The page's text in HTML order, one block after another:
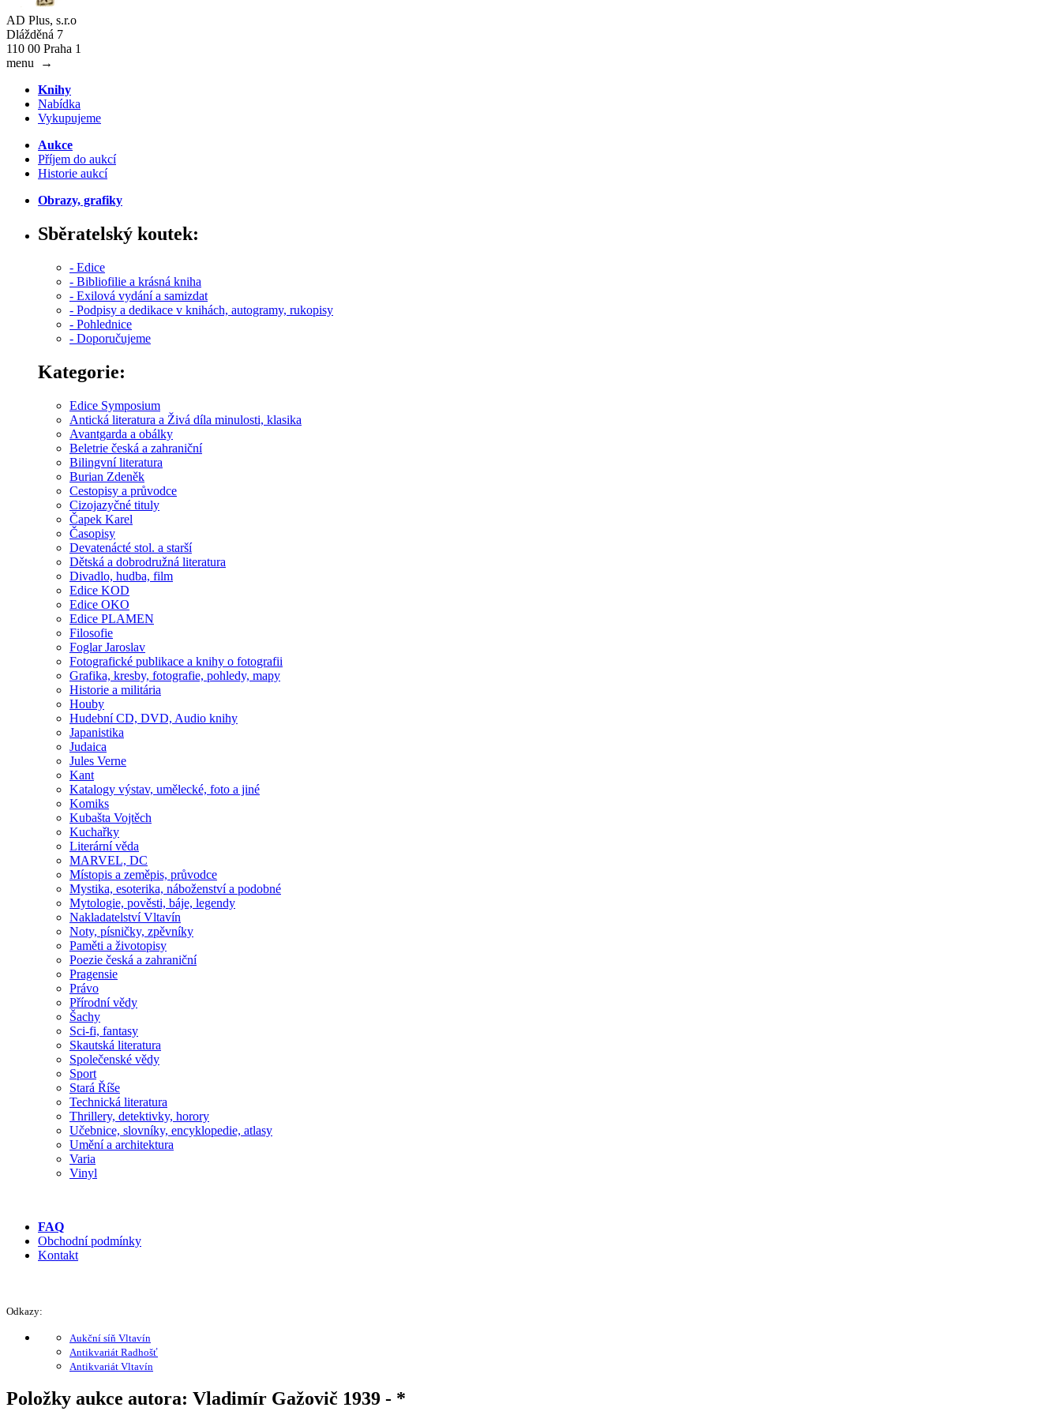
AD Plus, s.r.o
Dlážděná 7
110 00 Praha 1
menu
→
Knihy
Nabídka
Vykupujeme
Aukce
Příjem do aukcí
Historie aukcí
Obrazy, grafiky
Sběratelský koutek:
- Edice
- Bibliofilie a krásná kniha
- Exilová vydání a samizdat
- Podpisy a dedikace v knihách, autogramy, rukopisy
- Pohlednice
- Doporučujeme
Kategorie:
Edice Symposium
Antická literatura a Živá díla minulosti, klasika
Avantgarda a obálky
Beletrie česká a zahraniční
Bilingvní literatura
Burian Zdeněk
Cestopisy a průvodce
Cizojazyčné tituly
Čapek Karel
Časopisy
Devatenácté stol. a starší
Dětská a dobrodružná literatura
Divadlo, hudba, film
Edice KOD
Edice OKO
Edice PLAMEN
Filosofie
Foglar Jaroslav
Fotografické publikace a knihy o fotografii
Grafika, kresby, fotografie, pohledy, mapy
Historie a militária
Houby
Hudební CD, DVD, Audio knihy
Japanistika
Judaica
Jules Verne
Kant
Katalogy výstav, umělecké, foto a jiné
Komiks
Kubašta Vojtěch
Kuchařky
Literární věda
MARVEL, DC
Místopis a zeměpis, průvodce
Mystika, esoterika, náboženství a podobné
Mytologie, pověsti, báje, legendy
Nakladatelství Vltavín
Noty, písničky, zpěvníky
Paměti a životopisy
Poezie česká a zahraniční
Pragensie
Právo
Přírodní vědy
Šachy
Sci-fi, fantasy
Skautská literatura
Společenské vědy
Sport
Stará Říše
Technická literatura
Thrillery, detektivky, horory
Učebnice, slovníky, encyklopedie, atlasy
Umění a architektura
Varia
Vinyl
FAQ
Obchodní podmínky
Kontakt
Odkazy:
Aukční síň Vltavín
Antikvariát Radhošť
Antikvariát Vltavín
Položky aukce autora: Vladimír Gažovič 1939 - *